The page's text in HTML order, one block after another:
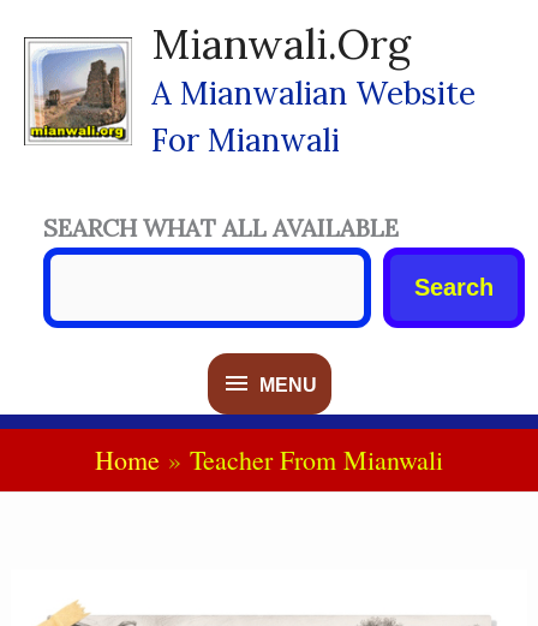
Content
Mianwali.org
A Mianwalian Website
For Mianwali
MENU
MENU
SEARCH WHAT ALL AVAILABLE
Search
Home Teacher From Mianwali